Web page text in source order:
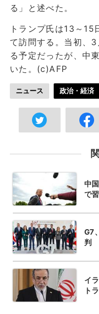
る」と述べた。
トランプ氏は13～15
て訪問する。当初、
る予定だったが、中
いた。(c)AFP
ニュース 政治・経済
中
で
G7
判
イ
ト